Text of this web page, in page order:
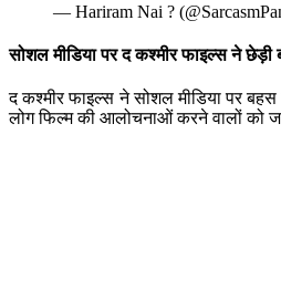
— Hariram Nai ?
सोशल मीडिया पर द कश्मीर फाइल्स ने छेड़ी
द कश्मीर फाइल्स ने सोशल मीडिया पर
लोग फिल्म की आलोचनाओं करने वालों को